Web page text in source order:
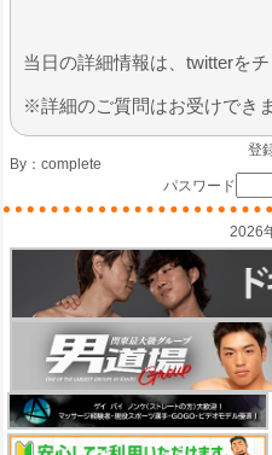
当日の詳細情報は、twitterを
※詳細のご質問はお受けでき
登
By： complete
パスワード
2026